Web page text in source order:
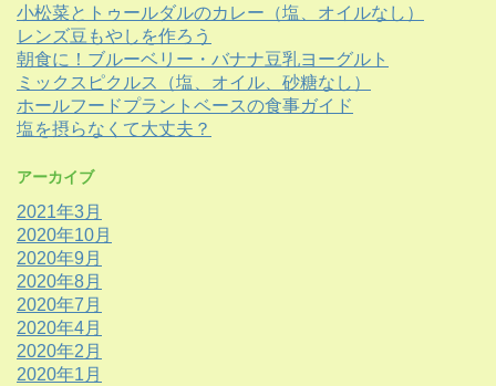
小松菜とトゥールダルのカレー（塩、オイルなし）
レンズ豆もやしを作ろう
朝食に！ブルーベリー・バナナ豆乳ヨーグルト
ミックスピクルス（塩、オイル、砂糖なし）
ホールフードプラントベースの食事ガイド
塩を摂らなくて大丈夫？
アーカイブ
2021年3月
2020年10月
2020年9月
2020年8月
2020年7月
2020年4月
2020年2月
2020年1月